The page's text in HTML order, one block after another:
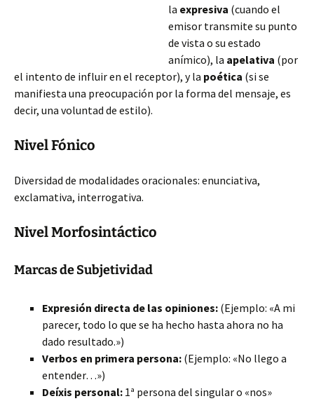
la expresiva (cuando el
emisor transmite su punto
de vista o su estado
anímico), la apelativa (por
el intento de influir en el receptor), y la poética (si se
manifiesta una preocupación por la forma del mensaje, es
decir, una voluntad de estilo).
Nivel Fónico
Diversidad de modalidades oracionales: enunciativa,
exclamativa, interrogativa.
Nivel Morfosintáctico
Marcas de Subjetividad
Expresión directa de las opiniones: (Ejemplo: «A mi
parecer, todo lo que se ha hecho hasta ahora no ha
dado resultado.»)
Verbos en primera persona: (Ejemplo: «No llego a
entender…»)
Deíxis personal: 1ª persona del singular o «nos»